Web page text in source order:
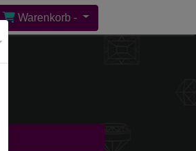
Warenkorb -